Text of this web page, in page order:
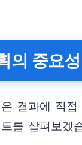
의 중요성
결과에 직
를 살펴보겠